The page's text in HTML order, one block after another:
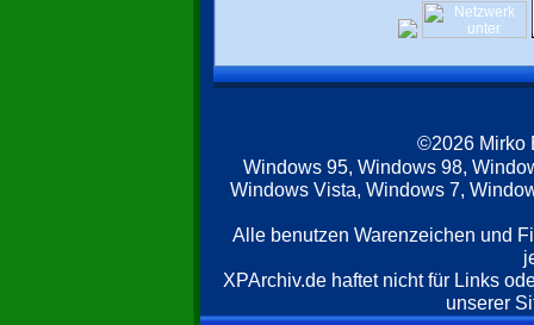
©2026 Mirko
Windows 95, Windows 98,
Windows Vista, Windows 7,
Alle benutzen Warenzeichen und
XPArchiv.de haftet nicht für Links
unserer